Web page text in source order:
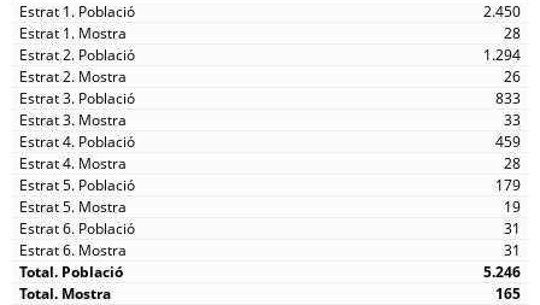
2.450
28
1.294
26
833
33
459
28
179
19
31
31
5.246
165